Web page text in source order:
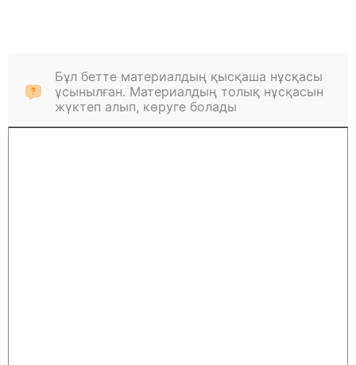
Бұл бетте материалдың қысқаша нұсқасы
ұсынылған. Материалдың толық нұсқасын
жүктеп алып, көруге болады